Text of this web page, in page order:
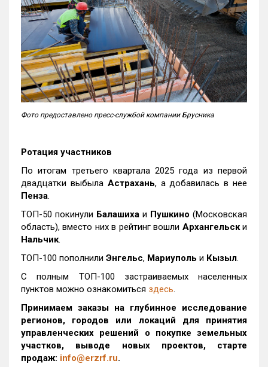
Фото предоставлено пресс-службой компании Брусника
Ротация участников
По итогам третьего квартала 2025 года из первой
двадцатки выбыла Астрахань, а добавилась в нее
Пенза.
ТОП-50 покинули Балашиха и Пушкино (Московская
область), вместо них в рейтинг вошли Архангельски
Нальчик.
ТОП-100 пополнили Энгельс, Мариуполь и Кызыл.
С полным ТОП-100 застраиваемых населенных
пунктов можно ознакомиться здесь.
Принимаем заказы на глубинное исследование
регионов, городов или локаций для принятия
управленческих решений о покупке земельных
участков, выводе новых проектов, старте
продаж: info@erzrf.ru.